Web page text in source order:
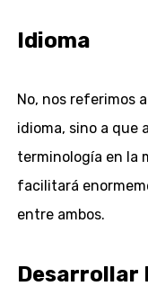
Idioma
No, nos referimos
idioma, sino a que
terminología en la
facilitará
entre ambos.
Desarrollar